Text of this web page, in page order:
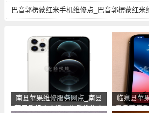
询
巴音郭楞蒙红米手机维修点_巴音郭楞蒙红米
南县苹果维修服务网点_南县
苹果手机官方授权售后维修中
临泉县苹
泉县苹果